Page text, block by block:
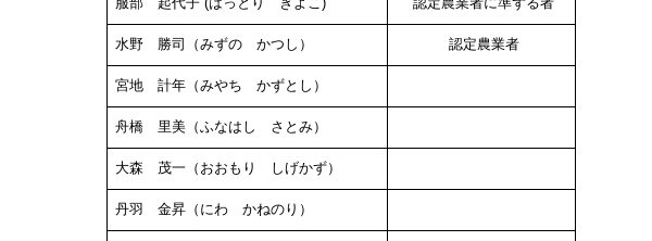
水野 勝司（みずの かつし） 認定農業者
宮地 計年（みやち かずとし）
舟橋 里美（ふなはし さとみ）
大森 茂一（おおもり しげかず）
丹羽 金昇（にわ かねのり）